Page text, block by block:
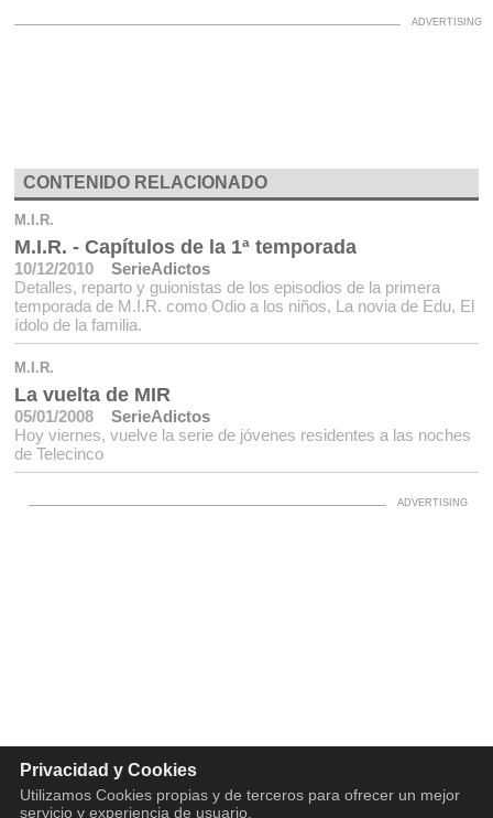
CONTENIDO RELACIONADO
M.I.R.
M.I.R. - Capítulos de la 1ª temporada
10/12/2010
SerieAdictos
Detalles, reparto y guionistas de los episodios de la primera
temporada de M.I.R. como Odio a los niños, La novia de Edu, El
ídolo de la familia.
M.I.R.
La vuelta de MIR
05/01/2008
SerieAdictos
Hoy viernes, vuelve la serie de jóvenes residentes a las noches
de Telecinco
Privacidad y Cookies
Utilizamos Cookies propias y de terceros para ofrecer un mejor
servicio y experiencia de usuario.